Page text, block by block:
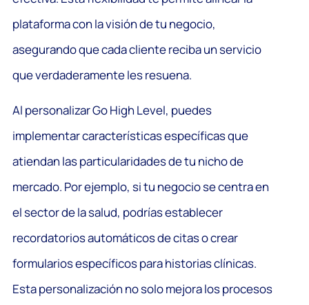
plataforma con la visión de tu negocio,
asegurando que cada cliente reciba un servicio
que verdaderamente les resuena.
Al personalizar Go High Level, puedes
implementar características específicas que
atiendan las particularidades de tu nicho de
mercado. Por ejemplo, si tu negocio se centra en
el sector de la salud, podrías establecer
recordatorios automáticos de citas o crear
formularios específicos para historias clínicas.
Esta personalización no solo mejora los procesos